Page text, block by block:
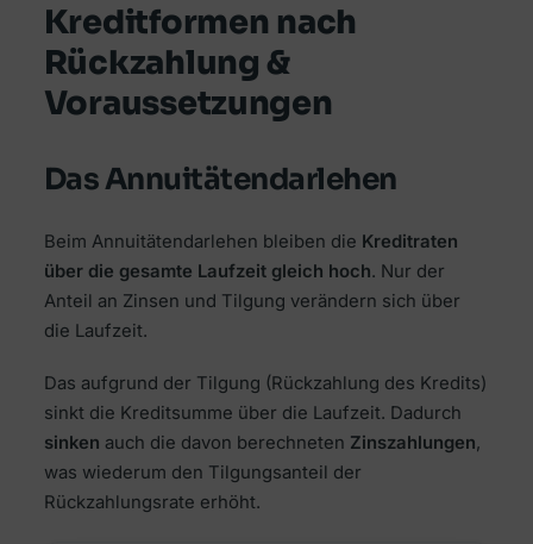
Kreditformen nach
Rückzahlung &
Voraussetzungen
Das Annuitätendarlehen
Beim Annuitätendarlehen bleiben die Kreditraten
über die gesamte Laufzeit gleich hoch. Nur der
Anteil an Zinsen und Tilgung verändern sich über
die Laufzeit.
Das aufgrund der Tilgung (Rückzahlung des Kredits)
sinkt die Kreditsumme über die Laufzeit. Dadurch
sinken auch die davon berechneten Zinszahlungen,
was wiederum den Tilgungsanteil der
Rückzahlungsrate erhöht.